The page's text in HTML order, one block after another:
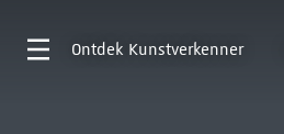
Ontdek Kunstverkenner